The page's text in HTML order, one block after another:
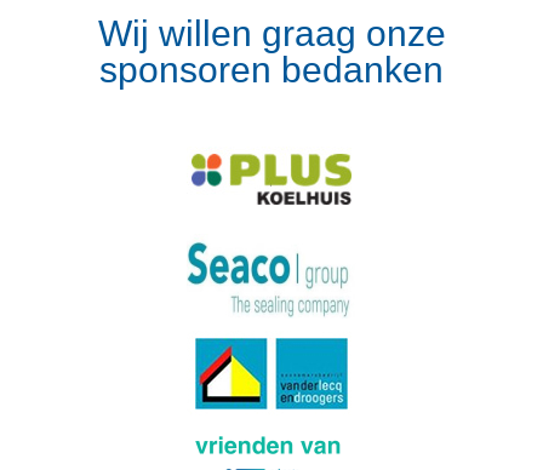
Wij willen graag onze
sponsoren bedanken